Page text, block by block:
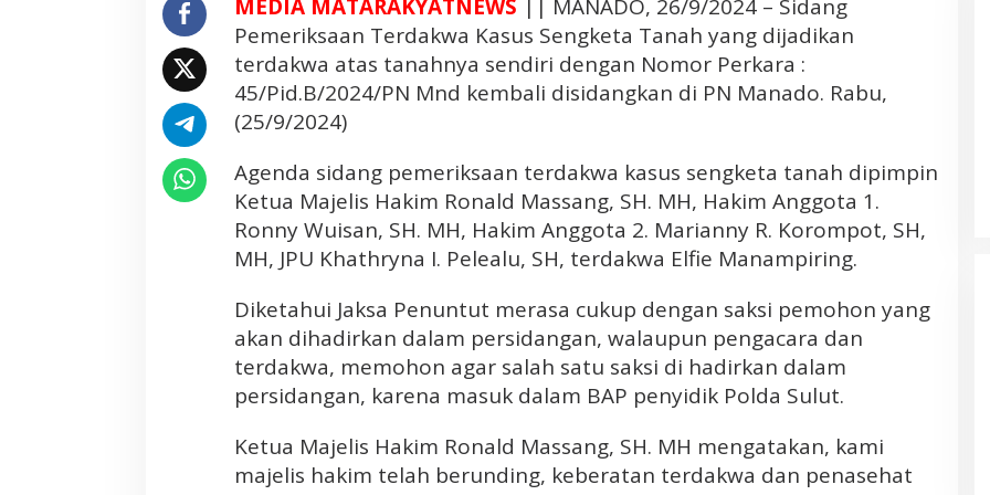
k
e
t
a
T
n
a
h
Y
a
g
d
J
a
k
MEDIA MATARAKYATNEWS || MANADO, 26/9/2024 – Sidang
Pemeriksaan Terdakwa Kasus Sengketa Tanah yang dijadikan
terdakwa atas tanahnya sendiri dengan Nomor Perkara :
45/Pid.B/2024/PN Mnd kembali disidangkan di PN Manado. Rabu,
(25/9/2024)
Agenda sidang pemeriksaan terdakwa kasus sengketa tanah dipimpin
Ketua Majelis Hakim Ronald Massang, SH. MH, Hakim Anggota 1.
Ronny Wuisan, SH. MH, Hakim Anggota 2. Marianny R. Korompot, SH,
MH, JPU Khathryna I. Pelealu, SH, terdakwa Elfie Manampiring.
Diketahui Jaksa Penuntut merasa cukup dengan saksi pemohon yang
akan dihadirkan dalam persidangan, walaupun pengacara dan
terdakwa, memohon agar salah satu saksi di hadirkan dalam
persidangan, karena masuk dalam BAP penyidik Polda Sulut.
Ketua Majelis Hakim Ronald Massang, SH. MH mengatakan, kami
majelis hakim telah berunding, keberatan terdakwa dan penasehat
Komitmen Berantas Mafia Tanah
dan Benahi Transportasi Laut di
Daerah Kepulauan
Di Politik, Sulut, Tondano Oktober 23, 2024
Bolmong. Pemerhati LIN; Diduga
Akibat Aktivitas Deforestasi
Perusahaan Tambang PT. JRBM